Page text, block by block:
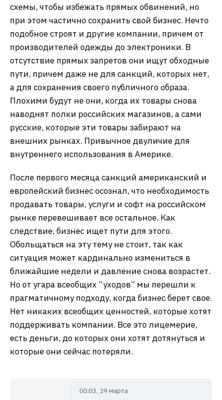
схемы, чтобы избежать прямых обвинений, но
при этом частично сохранить свой бизнес. Нечто
подобное строят и другие компании, причем от
производителей одежды до электроники. В
отсутствие прямых запретов они ищут обходные
пути, причем даже не для санкций, которых нет,
а для сохранения своего публичного образа.
Плохими будут не они, когда их товары снова
наводнят полки российских магазинов, а сами
русские, которые эти товары забирают на
внешних рынках. Привычное двуличие для
внутреннего использования в Америке.
После первого месяца санкций американский и
европейский бизнес осознал, что необходимость
продавать товары, услуги и софт на российском
рынке перевешивает все остальное. Как
следствие, бизнес ищет пути для этого.
Обольщаться на эту тему не стоит, так как
ситуация может кардинально измениться в
ближайшие недели и давление снова возрастет.
Но от угара всеобщих “уходов” мы перешли к
прагматичному подходу, когда бизнес берет свое.
Нет никаких всеобщих ценностей, которые хотят
поддерживать компании. Все это лицемерие,
есть деньги, до которых они хотят дотянуться и
которые они сейчас потеряли.
00:03, 29 марта